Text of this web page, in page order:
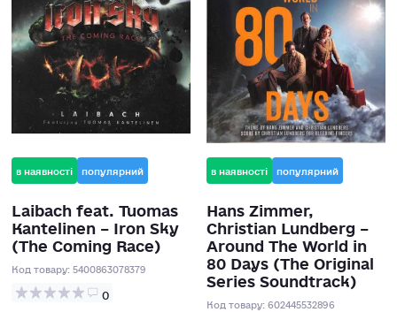
в наявності популярний
Laibach feat. Tuomas
Kantelinen – Iron Sky
(The Coming Race)
Код товару:5400863078379
0
в наявності популярний
Hans Zimmer,
Christian Lundberg –
Around The World in
80 Days (The Original
Series Soundtrack)
Код товару:602445532896